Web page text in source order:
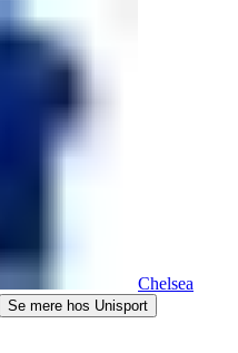
Chelsea
Se mere hos Unisport